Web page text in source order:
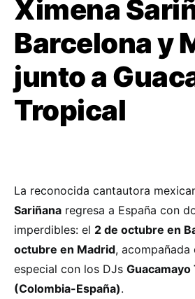
Ximena
Barcelona y
junto a
Tropical
La reconocida cantautora
Sariñana regresa a España con
imperdibles: el 2 de octubre en
octubre en Madrid,
especial con los DJs Guacamayo
(Colombia-España).